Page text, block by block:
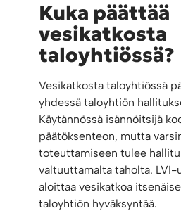
Kuka päättää
vesikatkosta
taloyhtiössä?
Vesikatkosta taloyhtiössä
yhdessä taloyhtiön
Käytännössä isännöitsijä
päätöksenteon, mutta
toteuttamiseen tulee
valtuuttamalta taholta. LVI-
aloittaa vesikatkoa
taloyhtiön hyväksyntää.